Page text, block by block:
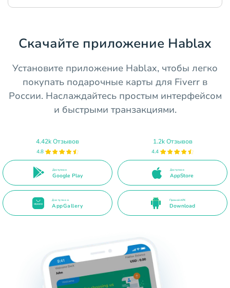
Скачайте приложение Hablax
Установите приложение Hablax, чтобы легко
покупать подарочные карты для Fiverr в
России. Наслаждайтесь простым интерфейсом
и быстрыми транзакциями.
4.42k Отзывов
4.8
Доступно в
Google Play
1.2k Отзывов
4.4
Доступно в
AppStore
Доступно в
AppGallery
Прямой APK
Download